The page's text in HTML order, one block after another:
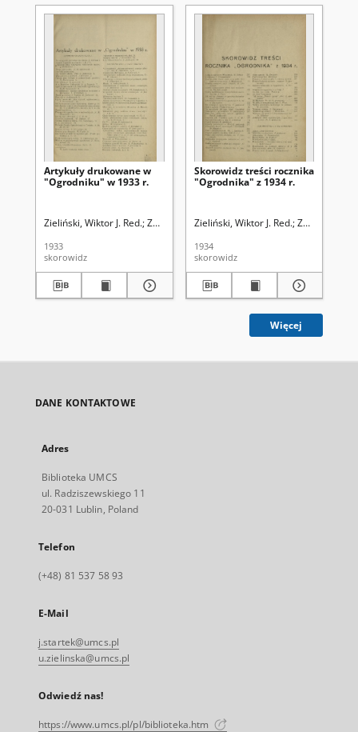
Artykuły drukowane w
"Ogrodniku" w 1933 r.
Zieliński, Wiktor J. Red. Związek Polskich Zrzeszeń Ogrodniczych
1933
skorowidz
Skorowidz treści rocznika
"Ogrodnika" z 1934 r.
Zieliński, Wiktor J. Red. Związek
1934
skorowidz
Więcej
DANE KONTAKTOWE
Adres
Biblioteka UMCS
ul. Radziszewskiego 11
20-031 Lublin, Poland
Telefon
(+48) 81 537 58 93
E-Mail
j.startek@umcs.pl
u.zielinska@umcs.pl
Odwiedź nas!
https://www.umcs.pl/pl/biblioteka.htm